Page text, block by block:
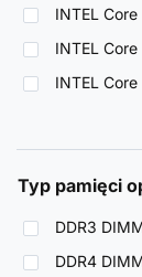
INTEL
INTEL
INTEL
Typ pamięci
DDR3
DDR4